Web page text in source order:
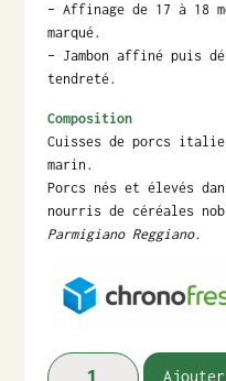
– Affinage de 17 à 18
marqué.
– Jambon affiné puis
tendreté.
Composition
Cuisses de porcs
marin.
Porcs nés et élevés
nourris de céréales
Parmigiano Reggiano.